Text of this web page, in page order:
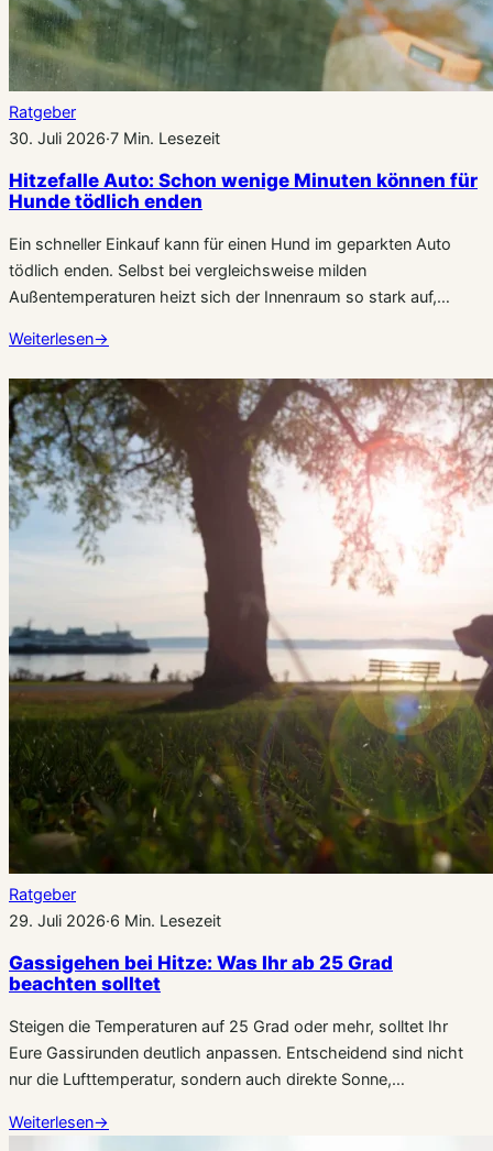
Ratgeber
30. Juli 2026·7 Min. Lesezeit
Hitzefalle Auto: Schon wenige Minuten können für
Hunde tödlich enden
Ein schneller Einkauf kann für einen Hund im geparkten Auto
tödlich enden. Selbst bei vergleichsweise milden
Außentemperaturen heizt sich der Innenraum so stark auf,…
Weiterlesen→
Ratgeber
29. Juli 2026·6 Min. Lesezeit
Gassigehen bei Hitze: Was Ihr ab 25 Grad
beachten solltet
Steigen die Temperaturen auf 25 Grad oder mehr, solltet Ihr
Eure Gassirunden deutlich anpassen. Entscheidend sind nicht
nur die Lufttemperatur, sondern auch direkte Sonne,…
Weiterlesen→